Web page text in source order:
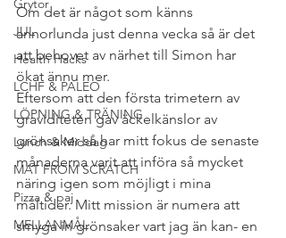
Grytor
JUL
Health Hacks
LCHF & PALEO
LÖPNING & TRÄNING
Lunch & Middag
MAT FROM SCRATCH
Pizza & paj
MELLANMÅL
Om det är något som känns
annorlunda just denna vecka så är det
att behovet av närhet till Simon har
ökat ännu mer.
Eftersom att den första trimetern av
graviditeten gav äckelkänslor av
grönsaker så har mitt fokus de senaste
månaderna varit att införa så mycket
näring igen som möjligt i mina
måltider. Mitt mission är numera att
smyga in grönsaker vart jag än kan- en